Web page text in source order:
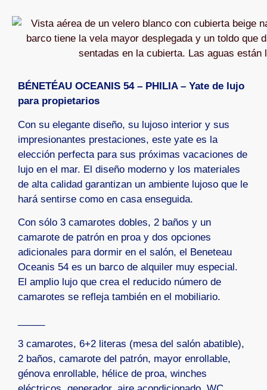
BÉNETÉAU OCEANIS 54 – PHILIA – Yate de lujo
para propietarios
Con su elegante diseño, su lujoso interior y sus
impresionantes prestaciones, este yate es la
elección perfecta para sus próximas vacaciones de
lujo en el mar. El diseño moderno y los materiales
de alta calidad garantizan un ambiente lujoso que le
hará sentirse como en casa enseguida.
Con sólo 3 camarotes dobles, 2 baños y un
camarote de patrón en proa y dos opciones
adicionales para dormir en el salón, el Beneteau
Oceanis 54 es un barco de alquiler muy especial.
El amplio lujo que crea el reducido número de
camarotes se refleja también en el mobiliario.
3 camarotes, 6+2 literas (mesa del salón abatible),
2 baños, camarote del patrón, mayor enrollable,
génova enrollable, hélice de proa, winches